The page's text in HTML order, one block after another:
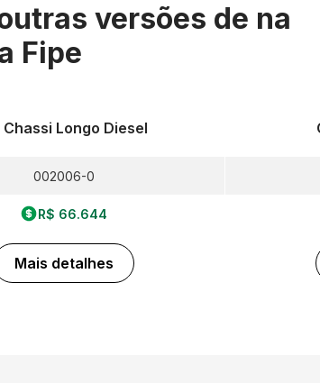
versões de na
Fipe
Chassi Longo Diesel
002006-0
R$ 66.644
Mais detalhes